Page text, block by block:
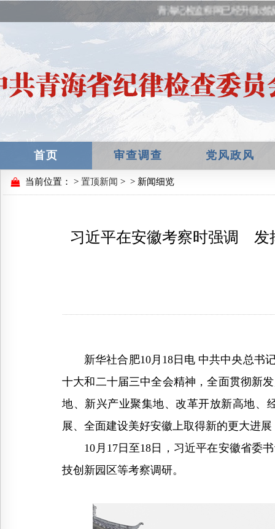
青海纪检监察网已经升级改版
首页 审查调查 党风政风
当前位置： > 置顶新闻 > > 新闻细览
习近平在安徽考察时强调 发
新华社合肥10月18日电 中共中央总书记
十大和二十届三中全会精神，全面贯彻新
地、新兴产业聚集地、改革开放新高地、
展、全面建设美好安徽上取得新的更大进
10月17日至18日，习近平在安徽省委书
技创新园区等考察调研。